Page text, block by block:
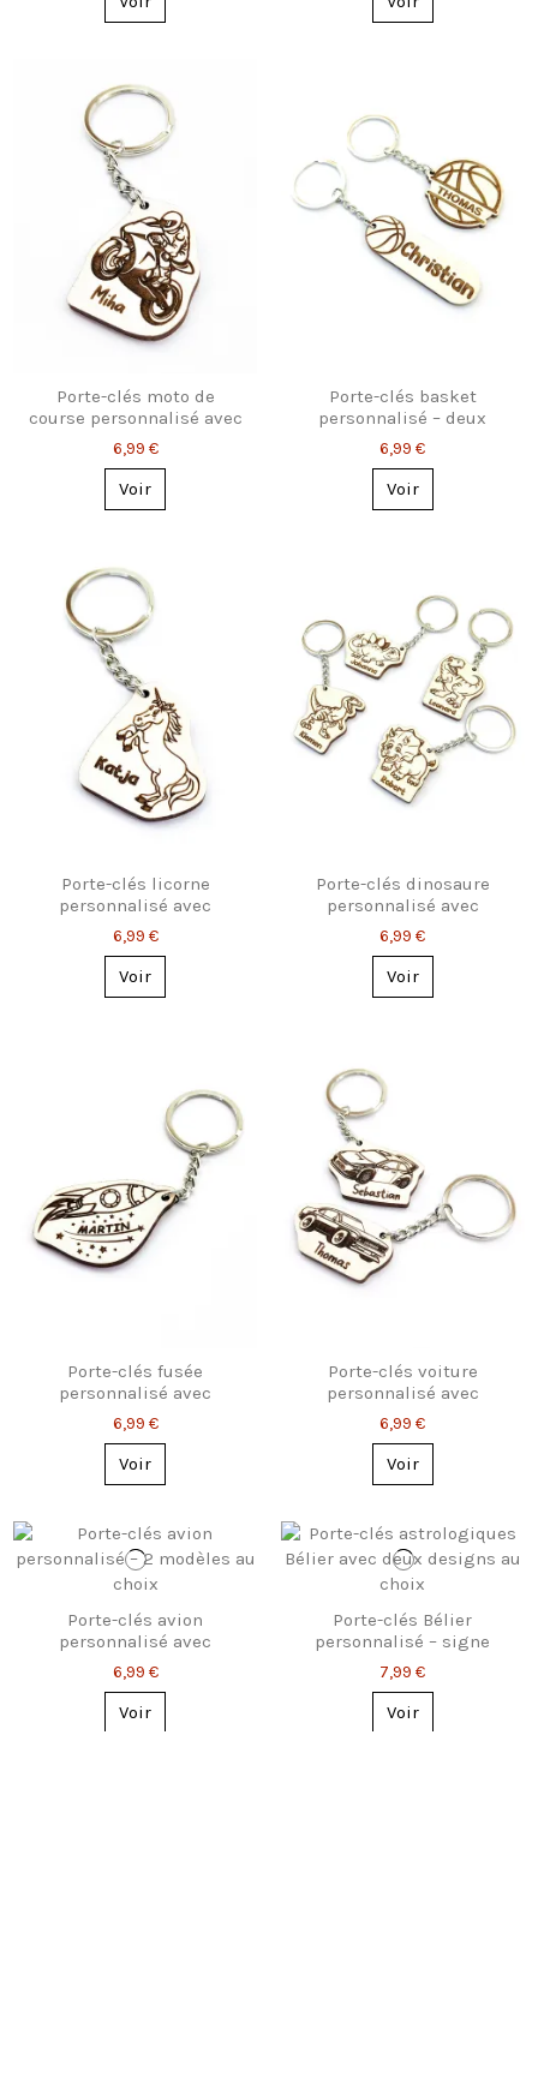
Porte-clés moto de
course personnalisé avec
prénom
6,99 €
Voir
Porte-clés basket
personnalisé – deux
modèles au choix
6,99 €
Voir
Porte-clés licorne
personnalisé avec
prénom gravé
6,99 €
Voir
Porte-clés dinosaure
personnalisé avec
prénom – 8 modèles
6,99 €
Voir
Porte-clés fusée
personnalisé avec
prénom gravé
6,99 €
Voir
Porte-clés voiture
personnalisé avec
prénom – 2 modèles
6,99 €
Voir
Porte-clés avion
personnalisé avec
prénom – 2 styles
6,99 €
Voir
Porte-clés Bélier
personnalisé – signe
astro ou constellation
7,99 €
Voir